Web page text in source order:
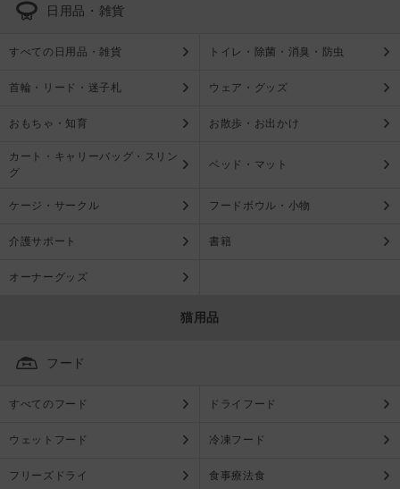
日用品・雑貨
すべての日用品・雑貨 トイレ・除菌・消臭・防虫
首輪・リード・迷子札 ウェア・グッズ
おもちゃ・知育 お散歩・お出かけ
カート・キャリーバッグ・スリン
グ
ベッド・マット
ケージ・サークル フードボウル・小物
介護サポート 書籍
オーナーグッズ
猫用品
フード
すべてのフード ドライフード
ウェットフード 冷凍フード
フリーズドライ 食事療法食